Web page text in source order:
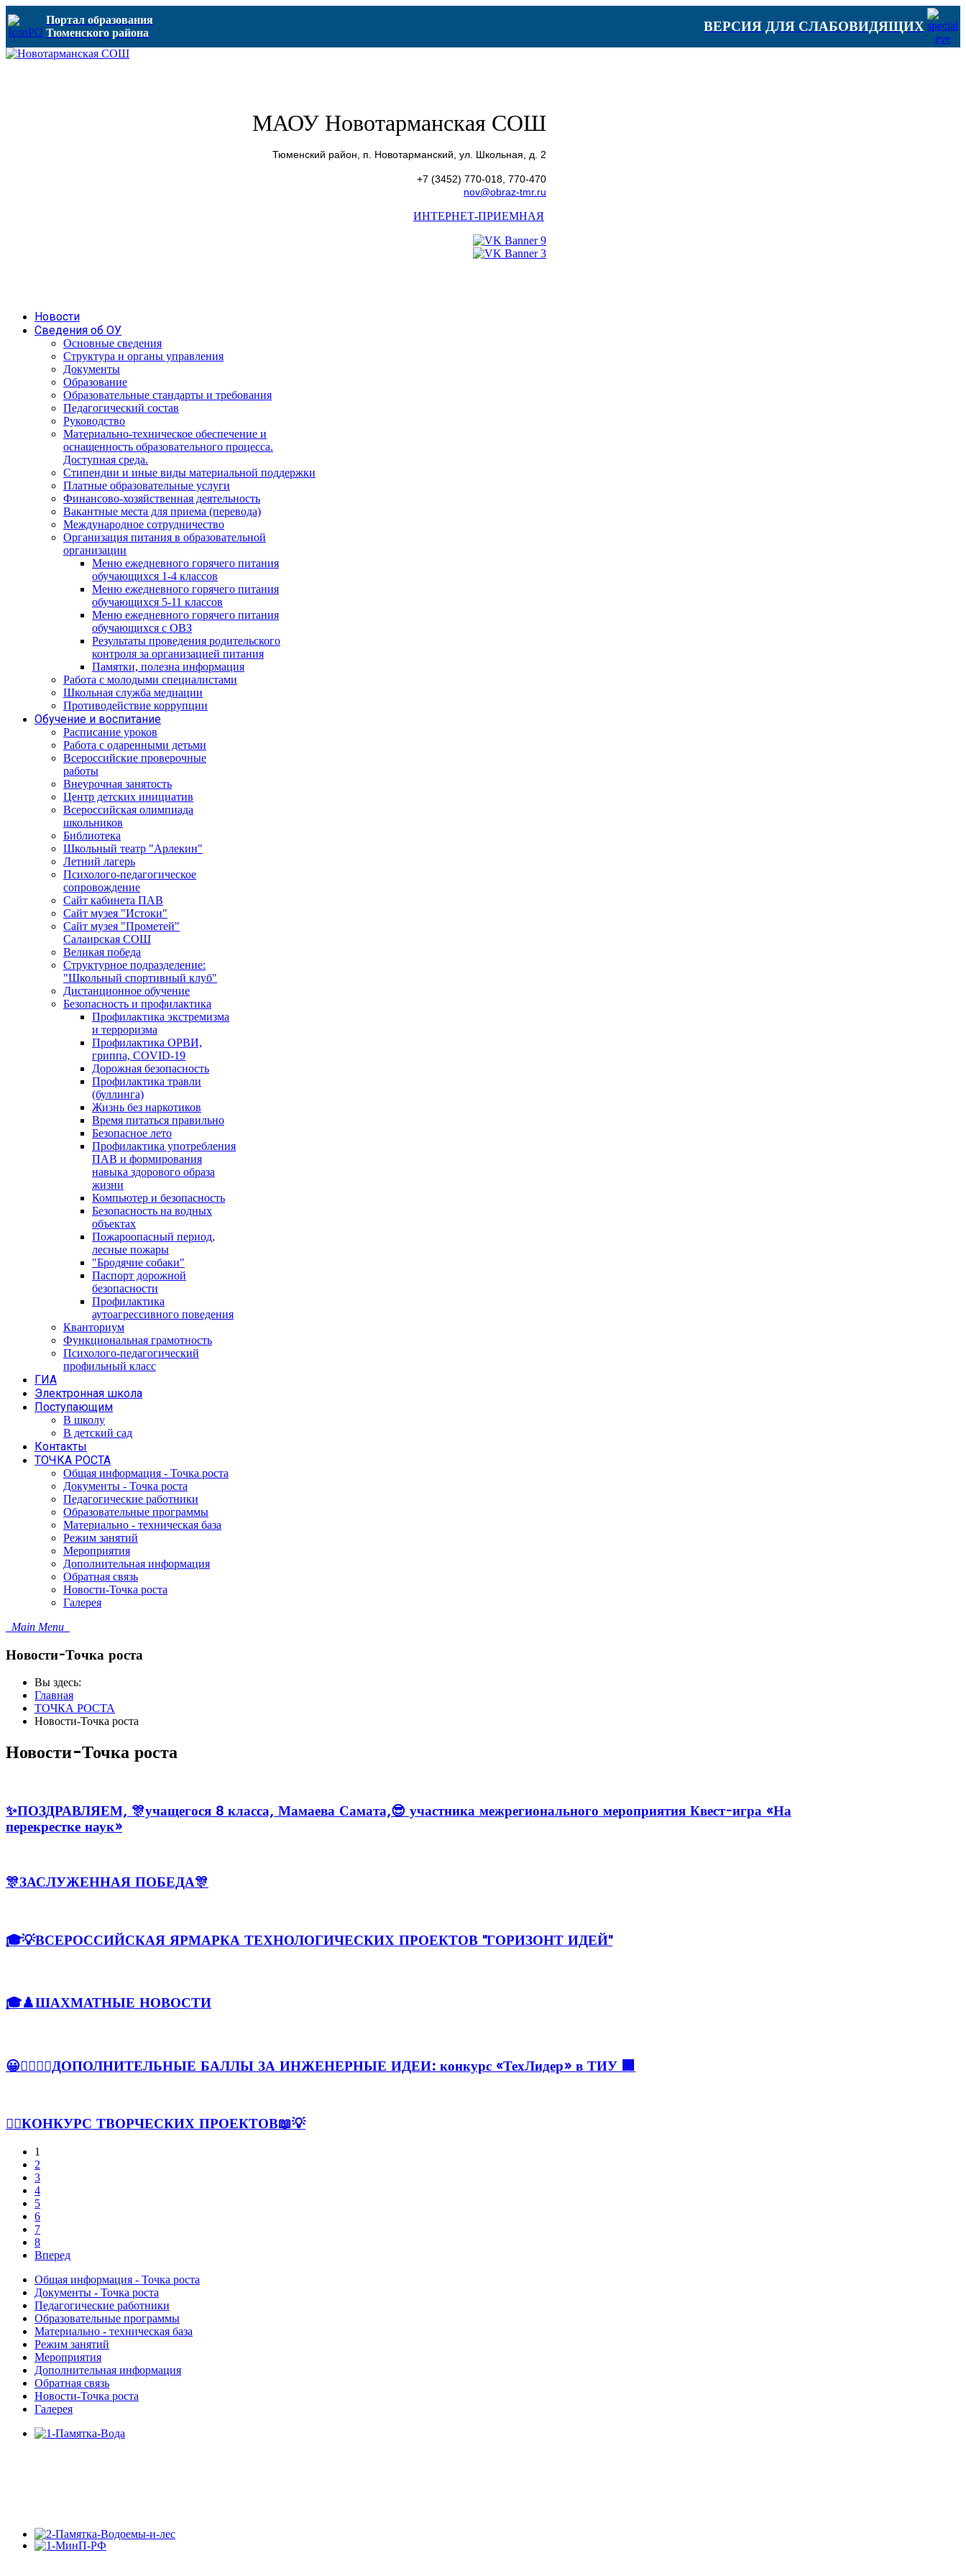
Портал образования
Тюменского района
ВЕРСИЯ ДЛЯ СЛАБОВИДЯЩИХ
МАОУ Новотарманская СОШ
Тюменский район, п. Новотарманский, ул. Школьная, д. 2
+7 (3452) 770-018, 770-470
nov@obraz-tmr.ru
ИНТЕРНЕТ-ПРИЕМНАЯ
Новости
Сведения об ОУ
Основные сведения
Структура и органы управления
Документы
Образование
Образовательные стандарты и требования
Педагогический состав
Руководство
Материально-техническое обеспечение и
оснащенность образовательного процесса.
Доступная среда.
Стипендии и иные виды материальной поддержки
Платные образовательные услуги
Финансово-хозяйственная деятельность
Вакантные места для приема (перевода)
Международное сотрудничество
Организация питания в образовательной
организации
Меню ежедневного горячего питания
обучающихся 1-4 классов
Меню ежедневного горячего питания
обучающихся 5-11 классов
Меню ежедневного горячего питания
обучающихся с ОВЗ
Результаты проведения родительского
контроля за организацией питания
Памятки, полезна информация
Работа с молодыми специалистами
Школьная служба медиации
Противодействие коррупции
Обучение и воспитание
Расписание уроков
Работа с одаренными детьми
Всероссийские проверочные
работы
Внеурочная занятость
Центр детских инициатив
Всероссийская олимпиада
школьников
Библиотека
Школьный театр "Арлекин"
Летний лагерь
Психолого-педагогическое
сопровождение
Сайт кабинета ПАВ
Сайт музея "Истоки"
Сайт музея "Прометей"
Салаирская СОШ
Великая победа
Структурное подразделение:
"Школьный спортивный клуб"
Дистанционное обучение
Безопасность и профилактика
Профилактика экстремизма
и терроризма
Профилактика ОРВИ,
гриппа, COVID-19
Дорожная безопасность
Профилактика травли
(буллинга)
Жизнь без наркотиков
Время питаться правильно
Безопасное лето
Профилактика употребления
ПАВ и формирования
навыка здорового образа
жизни
Компьютер и безопасность
Безопасность на водных
объектах
Пожароопасный период,
лесные пожары
"Бродячие собаки"
Паспорт дорожной
безопасности
Профилактика
аутоагрессивного поведения
Кванториум
Функциональная грамотность
Психолого-педагогический
профильный класс
ГИА
Электронная школа
Поступающим
В школу
В детский сад
Контакты
ТОЧКА РОСТА
Общая информация - Точка роста
Документы - Точка роста
Педагогические работники
Образовательные программы
Материально - техническая база
Режим занятий
Мероприятия
Дополнительная информация
Обратная связь
Новости-Точка роста
Галерея
Main Menu
Новости-Точка роста
Вы здесь:
Главная
ТОЧКА РОСТА
Новости-Точка роста
Новости-Точка роста
✨ПОЗДРАВЛЯЕМ, 🎊учащегося 8 класса, Мамаева Самата,😎 участника межрегионального мероприятия Квест-игра «На
перекрестке наук»
🎊ЗАСЛУЖЕННАЯ ПОБЕДА🎊
🎓💡ВСЕРОССИЙСКАЯ ЯРМАРКА ТЕХНОЛОГИЧЕСКИХ ПРОЕКТОВ "ГОРИЗОНТ ИДЕЙ"
🎓♟️ШАХМАТНЫЕ НОВОСТИ
😀💁‍♀️💁‍♂️ДОПОЛНИТЕЛЬНЫЕ БАЛЛЫ ЗА ИНЖЕНЕРНЫЕ ИДЕИ: конкурс «ТехЛидер» в ТИУ 🏢
💁‍♀КОНКУРС ТВОРЧЕСКИХ ПРОЕКТОВ📖💡
1
2
3
4
5
6
7
8
Вперед
Общая информация - Точка роста
Документы - Точка роста
Педагогические работники
Образовательные программы
Материально - техническая база
Режим занятий
Мероприятия
Дополнительная информация
Обратная связь
Новости-Точка роста
Галерея